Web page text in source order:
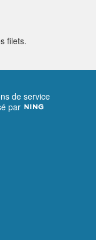
filets.
de service
par